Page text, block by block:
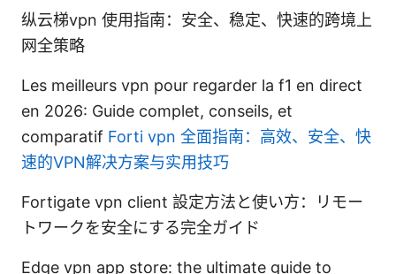
纵云梯vpn 使用指南：安全、稳定、快速的跨境上
网全策略
Les meilleurs vpn pour regarder la f1 en direct
en 2026: Guide complet, conseils, et
comparatif Forti vpn 全面指南：高效、安全、快
速的VPN解决方案与实用技巧
Fortigate vpn client 設定方法と使い方：リモー
トワークを安全にする完全ガイド
Edge vpn app store: the ultimate guide to